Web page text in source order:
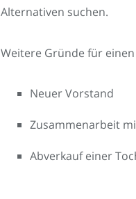
Alternativen suchen.
Weitere Gründe für
Neuer Vorstand
Zusammenarbeit
Abverkauf einer